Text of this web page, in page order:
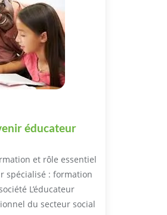
éducateur
et rôle essentiel
spécialisé : formation
L’éducateur
du secteur social